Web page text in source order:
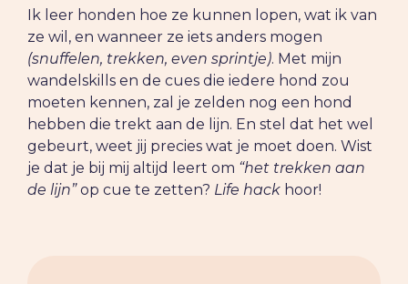
Ik leer honden hoe ze kunnen lopen, wat ik van
ze wil, en wanneer ze iets anders mogen
(snuffelen, trekken, even sprintje). Met mijn
wandelskills en de cues die iedere hond zou
moeten kennen, zal je zelden nog een hond
hebben die trekt aan de lijn. En stel dat het wel
gebeurt, weet jij precies wat je moet doen. Wist
je dat je bij mij altijd leert om “het trekken aan
de lijn”op cue te zetten? Life hack hoor!